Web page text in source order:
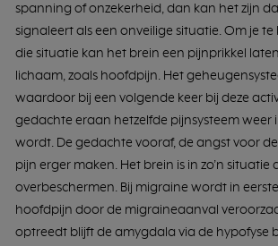
spanning of onzekerheid, dan kan het zijn
signaleert als een onveilige situatie. Om je
die situatie kan het brein een pijnprikkel
lichaam, zoals hoofdpijn. Het
waardoor bij een volgende keer bij deze
gedachte eraan hetzelfde pijnsysteem weer
wordt. De gedachte vooraf, de angst voor
pijn erger maken. Het brein is in zo’n situatie
overbeschermen. Bij migraine wordt in
hoofdpijn door de migraineaanval
optreedt blijft de amygdala via de hypofyse